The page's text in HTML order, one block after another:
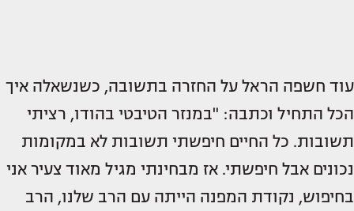
עוד חשפה הראל על החזרה בתשובה, כשנשאלה איך
הכל התחיל וכתבה: "במנזר הטיבטי בהודו, רציתי
תשובות. כל החיים חיפשתי תשובות לא במקומות
נכונים אבל חיפשתי. אז מבחינתי מגיל מאוד צעיר אני
בחיפוש, נקודת המפנה הייתה עם הרב שלנו, הרב